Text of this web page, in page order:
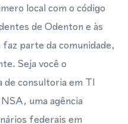
local com o código
de Odenton e às
parte da comunidade,
Seja você o
consultoria em TI
uma agência
federais em